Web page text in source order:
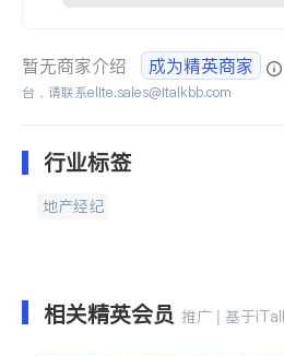
暂无商家介绍 成为精英商家
台，请联系elite.sales@italkbb.com
行业标签
地产经纪
相关精英会员 推广 | 基于